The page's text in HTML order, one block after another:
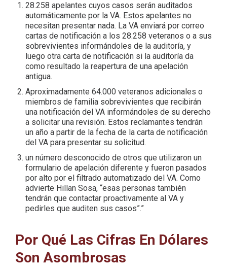
28.258 apelantes cuyos casos serán auditados
automáticamente por la VA. Estos apelantes no
necesitan presentar nada. La VA enviará por correo
cartas de notificación a los 28.258 veteranos o a sus
sobrevivientes informándoles de la auditoría, y
luego otra carta de notificación si la auditoría da
como resultado la reapertura de una apelación
antigua.
Aproximadamente 64.000 veteranos adicionales o
miembros de familia sobrevivientes que recibirán
una notificación del VA informándoles de su derecho
a solicitar una revisión. Estos reclamantes tendrán
un año a partir de la fecha de la carta de notificación
del VA para presentar su solicitud.
un número desconocido de otros que utilizaron un
formulario de apelación diferente y fueron pasados ​​
por alto por el filtrado automatizado del VA. Como
advierte Hillan Sosa, “esas personas también
tendrán que contactar proactivamente al VA y
pedirles que auditen sus casos”.”
Por Qué Las Cifras En Dólares
Son Asombrosas